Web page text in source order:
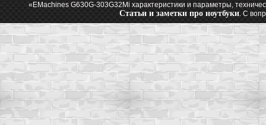
«EMachines G630G-303G32Mi характеристики и параметры,
Статьи и заметки про ноутбуки. С